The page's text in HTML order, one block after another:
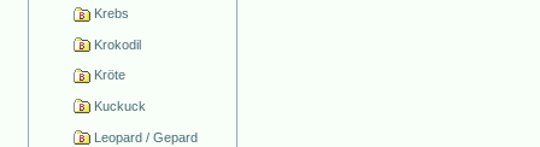
Krebs
Krokodil
Kröte
Kuckuck
Leopard / Gepard